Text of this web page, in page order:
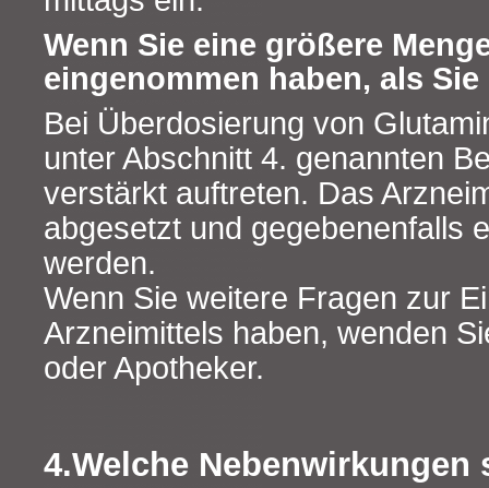
Wenn Sie eine größere
eingenommen haben, als
Bei Überdosierung von
unter Abschnitt 4. genannten
verstärkt auftreten. Das
abgesetzt und gegebenenfalls
werden.
Wenn Sie weitere Fragen zur
Arzneimittels haben, wenden
oder Apotheker.
4.Welche